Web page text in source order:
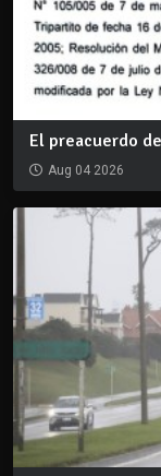
El preacuerdo
Aug 04 2026